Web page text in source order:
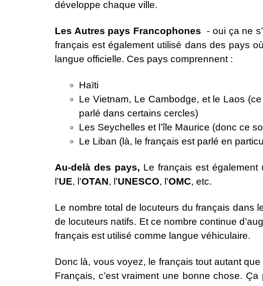
développe chaque ville.
Les Autres pays Francophones- oui ça ne
français est également utilisé dans des pays
langue officielle. Ces pays comprennent :
Haïti
Le Vietnam, Le Cambodge, et le Laos
parlé dans certains cercles)
Les Seychelles et l’île Maurice (donc ce
Le Liban (là, le français est parlé en
Au-delà des pays, Le français est également
l'UE, l'OTAN, l'UNESCO, l'OMC, etc.
Le nombre total de locuteurs du français dans
de locuteurs natifs. Et ce nombre continue
français est utilisé comme langue véhiculaire.
Donc là, vous voyez, le français tout autant
Français, c’est vraiment une bonne chose.